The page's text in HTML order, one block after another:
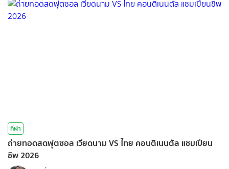
กีฬา
ถ่ายทอดสดฟุตซอล เวียดนาม VS ไทย คอนติเนนตัล แชมเปียน
ชิพ 2026